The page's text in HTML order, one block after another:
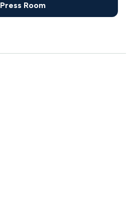
Press Room